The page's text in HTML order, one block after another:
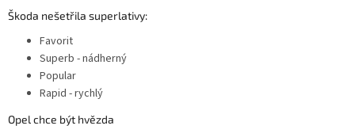
Škoda nešetřila superlativy:
Favorit
Superb - nádherný
Popular
Rapid - rychlý
Opel chce být hvězda